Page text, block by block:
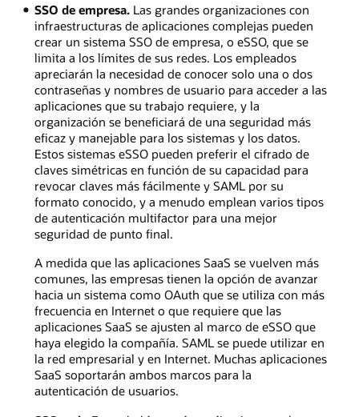
SSO de empresa.Las grandes organizaciones con
infraestructuras de aplicaciones complejas pueden
crear un sistema SSO de empresa, o eSSO, que se
limita a los límites de sus redes. Los empleados
apreciarán la necesidad de conocer solo una o dos
contraseñas y nombres de usuario para acceder a las
aplicaciones que su trabajo requiere, y la
organización se beneficiará de una seguridad más
eficaz y manejable para los sistemas y los datos.
Estos sistemas eSSO pueden preferir el cifrado de
claves simétricas en función de su capacidad para
revocar claves más fácilmente y SAML por su
formato conocido, y a menudo emplean varios tipos
de autenticación multifactor para una mejor
seguridad de punto final.
A medida que las aplicaciones SaaS se vuelven más
comunes, las empresas tienen la opción de avanzar
hacia un sistema como OAuth que se utiliza con más
frecuencia en Internet o que requiere que las
aplicaciones SaaS se ajusten al marco de eSSO que
haya elegido la compañía. SAML se puede utilizar en
la red empresarial y en Internet. Muchas aplicaciones
SaaS soportarán ambos marcos para la
autenticación de usuarios.